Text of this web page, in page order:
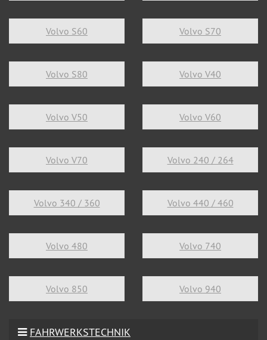
Volvo S60 Volvo S70
Volvo S80 Volvo V40
Volvo V50 Volvo V60
Volvo V70 Volvo 240 / 264
Volvo 340 / 360 Volvo 440 / 460
Volvo 480 Volvo 740
Volvo 850 Volvo 940
FAHRWERKSTECHNIK